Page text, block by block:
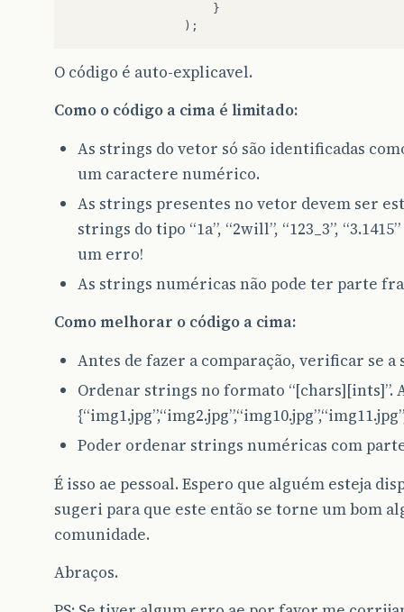
}
);
O código é auto-explicavel.
Como o código a cima é limitado:
As strings do vetor só são identificadas
um caractere numérico.
As strings presentes no vetor devem ser
strings do tipo “1a”, “2will”, “123_3”,
um erro!
As strings numéricas não pode ter parte
Como melhorar o código a cima:
Antes de fazer a comparação, verificar se
Ordenar strings no formato “[chars][ints]”.
Poder ordenar strings numéricas com
É isso ae pessoal. Espero que alguém esteja
sugeri para que este então se torne um bom
comunidade.
Abraços.